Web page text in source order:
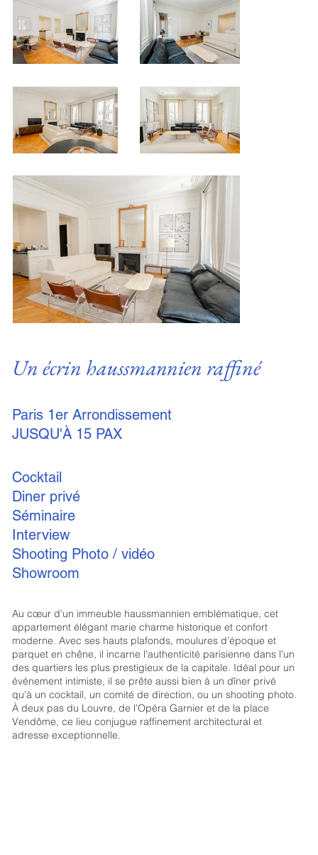
Un écrin haussmannien raffiné
Paris 1er Arrondissement
JUSQU'À 15 PAX
Cocktail
Diner privé
Séminaire
Interview
Shooting Photo / vidéo
Showroom
Au cœur d’un immeuble haussmannien emblématique, cet
appartement élégant marie charme historique et confort
moderne. Avec ses hauts plafonds, moulures d’époque et
parquet en chêne, il incarne l’authenticité parisienne dans l’un
des quartiers les plus prestigieux de la capitale. Idéal pour un
événement intimiste, il se prête aussi bien à un dîner privé
qu’à un cocktail, un comité de direction, ou un shooting photo.
À deux pas du Louvre, de l’Opéra Garnier et de la place
Vendôme, ce lieu conjugue raffinement architectural et
adresse exceptionnelle.